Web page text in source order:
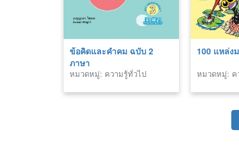
ข้อคิดและคำคม ฉบับ 2
ภาษา
หมวดหมู่: ความรู้ทั่วไป
100 แหล่ง
หมวดหมู่: ค